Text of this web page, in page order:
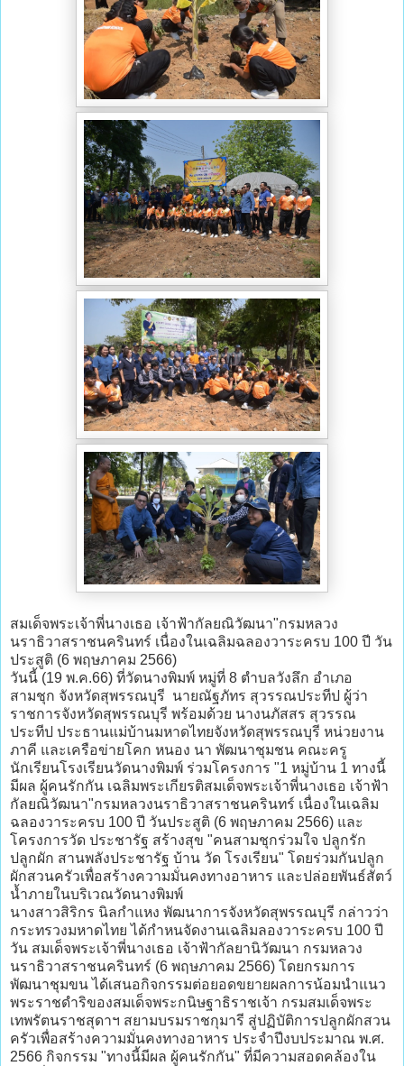
สมเด็จพระเจ้าพี่นางเธอ เจ้าฟ้ากัลยณิวัฒนา"กรมหลวง
นราธิวาสราชนครินทร์ เนื่องในเฉลิมฉลองวาระครบ 100 ปี วัน
ประสูติ (6 พฤษภาคม 2566)
วันนี้ (19 พ.ค.66) ที่วัดนางพิมพ์ หมู่ที่ 8 ตำบลวังลึก อำเภอ
สามชุก จังหวัดสุพรรณบุรี นายณัฐภัทร สุวรรณประทีป ผู้ว่า
ราชการจังหวัดสุพรรณบุรี พร้อมด้วย นางนภัสสร สุวรรณ
ประทีป ประธานแม่บ้านมหาดไทยจังหวัดสุพรรณบุรี หน่วยงาน
ภาคี และเครือข่ายโคก หนอง นา พัฒนาชุมชน คณะครู
นักเรียนโรงเรียนวัดนางพิมพ์ ร่วมโครงการ "1 หมู่บ้าน 1 ทางนี้
มีผล ผู้คนรักกัน เฉลิมพระเกียรติสมเด็จพระเจ้าพี่นางเธอ เจ้าฟ้า
กัลยณิวัฒนา"กรมหลวงนราธิวาสราชนครินทร์ เนื่องในเฉลิม
ฉลองวาระครบ 100 ปี วันประสูติ (6 พฤษภาคม 2566) และ
โครงการวัด ประชารัฐ สร้างสุข "คนสามชุกร่วมใจ ปลูกรัก
ปลูกผัก สานพลังประชารัฐ บ้าน วัด โรงเรียน" โดยร่วมกันปลูก
ผักสวนครัวเพื่อสร้างความมั่นคงทางอาหาร และปล่อยพันธ์สัตว์
น้ำภายในบริเวณวัดนางพิมพ์
นางสาวสิริกร นิลกำแหง พัฒนาการจังหวัดสุพรรณบุรี กล่าวว่า
กระทรวงมหาดไทย ได้กำหนจัดงานเฉลิมลองวาระครบ 100 ปี
วัน สมเด็จพระเจ้าพี่นางเธอ เจ้าฟ้ากัลยานิวัฒนา กรมหลวง
นราธิวาสราชนครินทร์ (6 พฤษภาคม 2566) โดยกรมการ
พัฒนาชุมขน ได้เสนอกิจกรรมต่อยอดขยายผลการน้อมนำแนว
พระราชดำริของสมเด็จพระกนิษฐาธิราชเจ้า กรมสมเด็จพระ
เทพรัตนราชสุดาฯ สยามบรมราชกุมารี สู่ปฏิบัติการปลูกผักสวน
ครัวเพื่อสร้างความมั่นคงทางอาหาร ประจำปีงบประมาณ พ.ศ.
2566 กิจกรรม "ทางนี้มีผล ผู้คนรักกัน" ที่มีความสอดคล้องใน